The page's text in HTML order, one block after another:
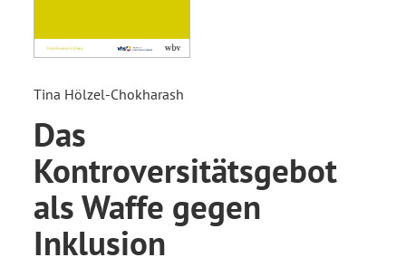
Tina Hölzel-Chokharash
Das
Kontroversitätsgebot
als Waffe gegen
Inklusion